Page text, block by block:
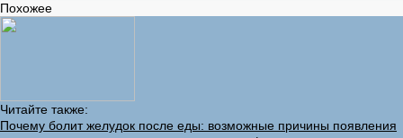
Похожее
Читайте также:
Почему болит желудок после еды: возможные причины появления